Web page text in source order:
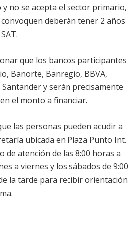
no se acepta el sector primario,
deberán tener 2 años
que los bancos participantes
Banorte, Banregio, BBVA,
Santander y serán precisamente
el monto a financiar.
las personas pueden acudir a
ubicada en Plaza Punto Int.
de atención de las 8:00 horas a
a viernes y los sábados de 9:00
la tarde para recibir orientación